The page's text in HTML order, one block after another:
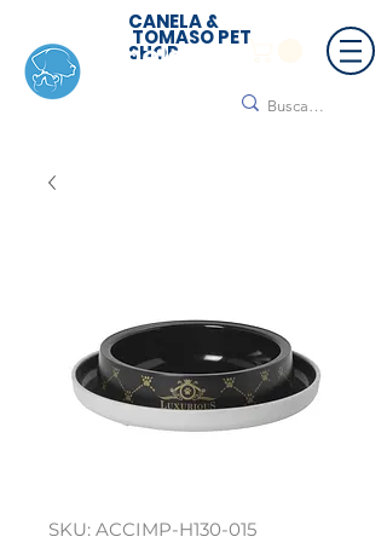
CANELA &
TOMASO PET
SHOP
SKU: ACCIMP-H130-015